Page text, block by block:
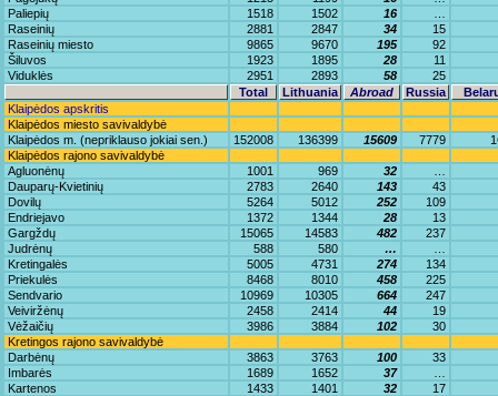
Paliepių
1518 1502 16
Raseinių
2881 2847 34
15
Raseinių miesto
9865 9670 195
92
Šiluvos
1923 1895 28
11
Viduklės
2951 2893 58
25
Total
Lithuania Abroad Russia
Klaipėdos apskritis
Klaipėdos miesto savivaldybė
Klaipėdos m. (nepriklauso jokiai sen.)
152008 136399 15609 7779
Klaipėdos rajono savivaldybė
Agluonėnų
1001 969 32
Dauparų-Kvietinių
2783 2640 143
43
Dovilų
5264 5012 252
109
Endriejavo
1372 1344 28
13
Gargždų
15065 14583 482
237
Judrėnų
588 580 …
Kretingalės
5005 4731 274
134
Priekulės
8468 8010 458
225
Sendvario
10969 10305 664
247
Veiviržėnų
2458 2414 44
19
Vėžaičių
3986 3884 102
30
Kretingos rajono savivaldybė
Darbėnų
3863 3763 100
33
Imbarės
1689 1652 37
Kartenos
1433 1401 32
17